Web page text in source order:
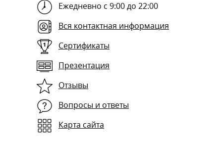
Ежедневно с 9:00 до 22:00
Вся контактная информация
Сертификаты
Презентация
Отзывы
Вопросы и ответы
Карта сайта